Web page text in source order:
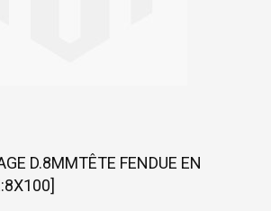
D.8MMTÊTE FENDUE EN